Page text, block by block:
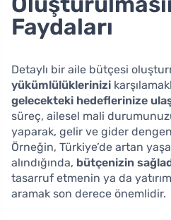
Faydaları
Detaylı bir aile bütçesi
yükümlülüklerinizi
gelecekteki hedeflerinize
süreç, ailesel mali
yaparak, gelir ve gider
Örneğin, Türkiye’de artan
alındığında, bütçenizin
tasarruf etmenin ya da
aramak son derece önemlidir.